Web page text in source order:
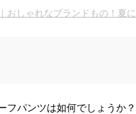
おしゃれなブランドもの！夏
フパンツは如何でしょうか